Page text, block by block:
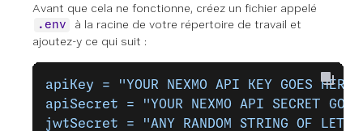
Avant que cela ne fonctionne, créez un fichier appelé
.env
à la racine de votre répertoire de travail et
ajoutez-y ce qui suit :
apiKey = "YOUR NEXMO API KEY GOES HERE"
apiSecret = "YOUR NEXMO API SECRET
jwtSecret = "ANY RANDOM STRING OF